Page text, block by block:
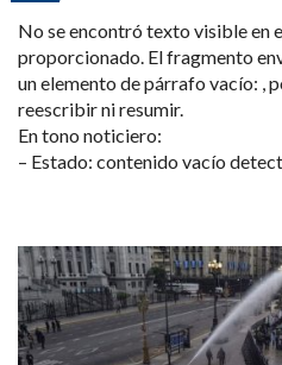
No se encontró texto visible en
proporcionado. El fragmento
un elemento de párrafo vacío: ,
reescribir ni resumir.
En tono noticiero:
– Estado: contenido vacío